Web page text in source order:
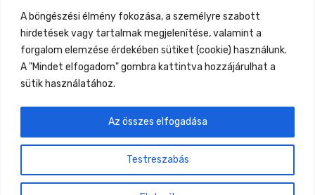
A böngészési élmény fokozása, a személyre szabott
hirdetések vagy tartalmak megjelenítése, valamint a
forgalom elemzése érdekében sütiket (cookie) használunk.
A "Mindet elfogadom" gombra kattintva hozzájárulhat a
sütik használatához.
Testreszabás
Az összes elfogadása
Previous Event
Gyüttment Találkozó, 2026. augusztus 27-30.,
Csobánkapuszta